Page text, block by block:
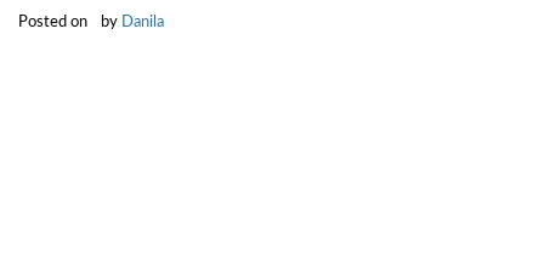
Posted on by Danila